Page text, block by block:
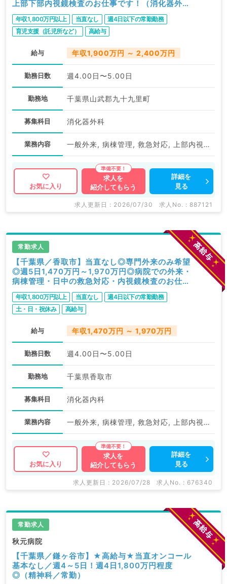
上部下部内視鏡検査のお仕事です！（消化器外科
／常勤）
年収1,800万円以上 当直なし
週4日以下の常勤勤務
育児支援（託児所など）
高給与
給与 年収1,900万円 ～ 2,400万円
勤務日数 週4.00日〜5.00日
勤務地 千葉県山武郡九十九里町
募集科目 消化器外科
業務内容 一般外来, 病棟管理, 救急対応, 上部内視鏡検査（ＧＦ）
お気に入り
求人を
紹介してもらう
詳細を
見る
求人更新日 : 2026/07/30 求人No. : 887121
常勤求人
【千葉県／香取市】当直なし◎専門外来のみ希望
◎週5日1,470万円～1,970万円◎病院での外来・
病棟管理・日中の救急対応・内視鏡検査のお仕事
◆（消化器内科／常勤）
年収1,800万円以上 当直なし
週4日以下の常勤勤務
土・日・祝休み
高給与
給与 年収1,470万円 ～ 1,970万円
勤務日数 週4.00日〜5.00日
勤務地 千葉県香取市
募集科目 消化器内科
業務内容 一般外来, 病棟管理, 救急対応, 上部内視鏡検査（ＧＦ）, 下部内視鏡検査（ＣＦ）
お気に入り
求人を
紹介してもらう
詳細を
見る
求人更新日 : 2026/07/28 求人No. : 676340
常勤求人
秋元病院
【千葉県／鎌ヶ谷市】★高給与★当直オンコール
基本なし／週4～5日！週4日1,800万円程度
◎（精神科／常勤）